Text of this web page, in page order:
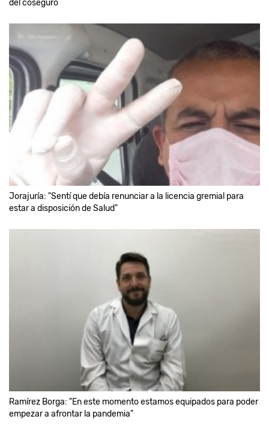
del coseguro
Jorajuría: "Sentí que debía renunciar a la licencia gremial para
estar a disposición de Salud"
Ramírez Borga: "En este momento estamos equipados para poder
empezar a afrontar la pandemia"